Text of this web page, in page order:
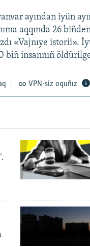
ayından iyün
aqqında 26
«Vajnıye istorii».
biñ insannıñ
VPN-siz oquñız